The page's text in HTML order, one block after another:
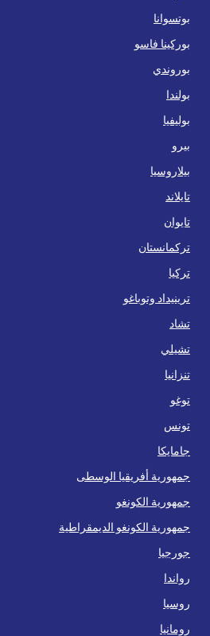
بوتسوانا
بوركينا فاسو
بوروندي
بولندا
بوليفيا
بيرو
بيلاروسيا
تايلاند
تايوان
تركمانستان
تركيا
ترينيداد وتوباغو
تشاد
تشيلي
تنزانيا
توغو
تونس
جامايكا
جمهورية أفريقيا الوسطى
جمهورية الكونغو
جمهورية الكونغو الديمقراطية
جورجيا
رواندا
روسيا
رومانيا